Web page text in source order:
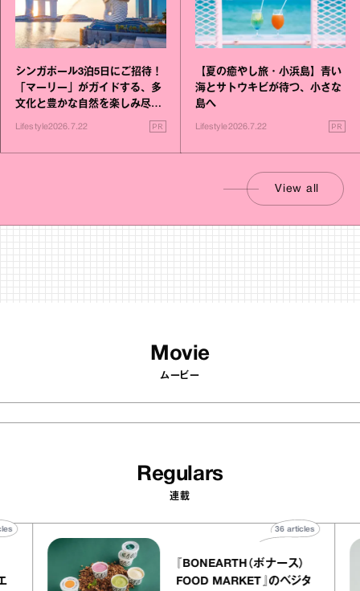
シンガポール3泊5日にご招待！
「マーリー」がガイドする、多
文化と豊かな自然を楽しみ尽く
Lifestyle2026.7.22 PR
【夏の癒やし旅・小浜島】青い
海とサトウキビが待つ、小さな
島へ
Lifestyle2026.7.22 PR
View all
Movie
ムービー
Regulars
連載
トリエ
40 articles
『BONEARTH（ボナース）
FOOD MARKET』のベジタ
36 articles